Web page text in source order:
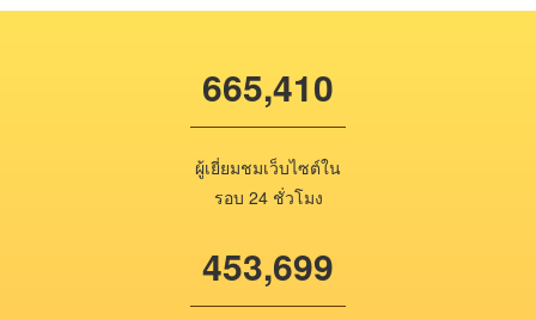
665,410
ผู้เยี่ยมชมเว็บไซต์ใน
รอบ 24 ชั่วโมง
453,699